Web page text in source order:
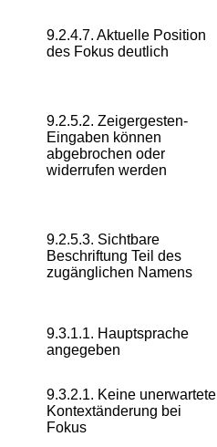
9.2.4.7. Aktuelle Position
des Fokus deutlich
9.2.5.2. Zeigergesten-
Eingaben können
abgebrochen oder
widerrufen werden
9.2.5.3. Sichtbare
Beschriftung Teil des
zugänglichen Namens
9.3.1.1. Hauptsprache
angegeben
9.3.2.1. Keine unerwartete
Kontextänderung bei
Fokus